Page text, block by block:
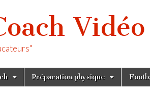
Vidéo
Préparation physique